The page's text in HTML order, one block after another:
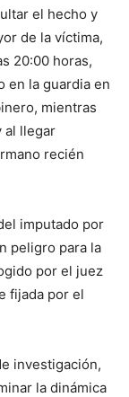
el hecho y
de la víctima,
20:00 horas,
en la guardia en
mientras
al llegar
recién
imputado por
peligro para la
por el juez
fijada por el
investigación,
la dinámica